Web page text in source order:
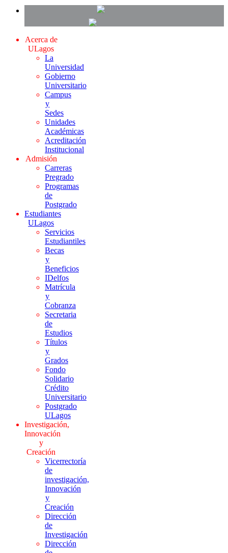
Acerca de
ULagos
La
Universidad
Gobierno
Universitario
Campus
y
Sedes
Unidades
Académicas
Acreditación
Institucional
Admisión
Carreras
Pregrado
Programas
de
Postgrado
Estudiantes
ULagos
Servicios
Estudiantiles
Becas
y
Beneficios
IDelfos
Matrícula
y
Cobranza
Secretaria
de
Estudios
Títulos
y
Grados
Fondo
Solidario
Crédito
Universitario
Postgrado
ULagos
Investigación,
Innovación
y
Creación
Vicerrectoría
de
investigación,
Innovación
y
Creación
Dirección
de
Investigación
Dirección